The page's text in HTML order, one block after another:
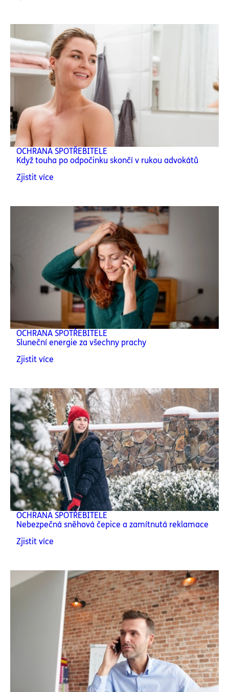
OCHRANA SPOTŘEBITELE
Když touha po odpočinku skončí v rukou advokátů
Zjistit více
OCHRANA SPOTŘEBITELE
Sluneční energie za všechny prachy
Zjistit více
OCHRANA SPOTŘEBITELE
Nebezpečná sněhová čepice a zamítnutá reklamace
Zjistit více